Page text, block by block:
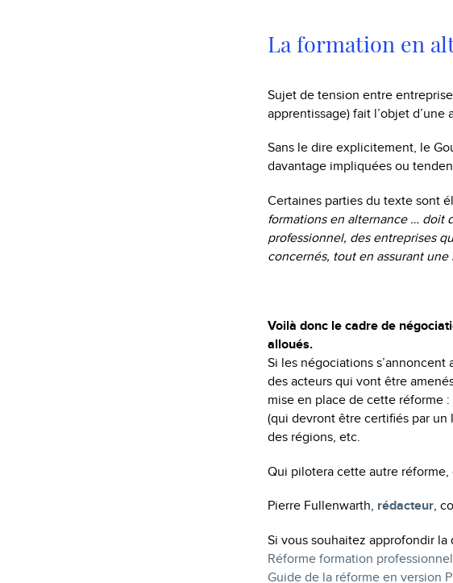
La formation en
Sujet de tension entre
apprentissage) fait l’objet
Sans le dire explicitement, le
davantage impliquées ou
Certaines parties du texte sont
formations en alternance … doit
professionnel, des entreprises
concernés, tout en assurant
Voilà donc le cadre de
alloués.
Si les négociations
des acteurs qui vont être
mise en place de cette réforme
(qui devront être certifiés par un
des régions, etc.
Qui pilotera cette autre
Pierre Fullenwarth, rédacteur,
Si vous souhaitez approfondir
Réforme formation
Guide de la réforme en version